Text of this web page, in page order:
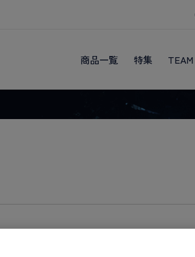
商品一覧 特集